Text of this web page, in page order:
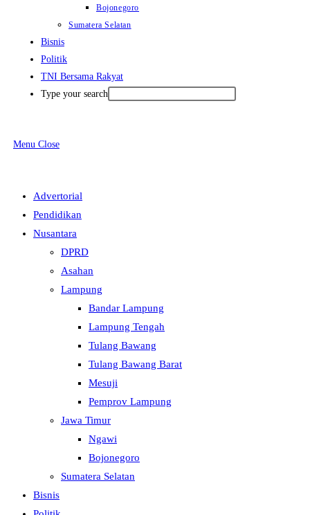
Bojonegoro
Sumatera Selatan
Bisnis
Politik
TNI Bersama Rakyat
Type your search
Menu Close
Advertorial
Pendidikan
Nusantara
DPRD
Asahan
Lampung
Bandar Lampung
Lampung Tengah
Tulang Bawang
Tulang Bawang Barat
Mesuji
Pemprov Lampung
Jawa Timur
Ngawi
Bojonegoro
Sumatera Selatan
Bisnis